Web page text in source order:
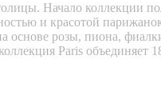
Начало коллекции
и красотой
розы, пиона,
Paris объединяет